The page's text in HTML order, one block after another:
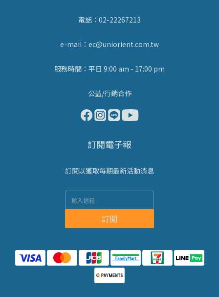
電話：02-22267213
e-mail：ec@uniorient.com.tw
服務時間：平日 9:00 am - 17:00 pm
公益/行銷合作
訂閱電子報
訂閱以獲取每期最新活動消息
訂閱